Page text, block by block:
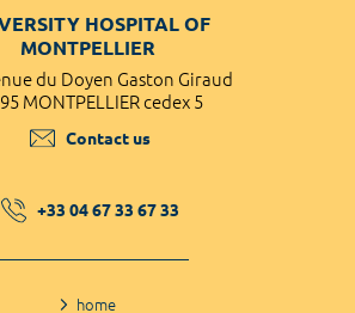
HOSPITAL OF
MONTPELLIER
du Doyen Gaston Giraud
MONTPELLIER cedex 5
Contact us
+33 04 67 33 67 33
home